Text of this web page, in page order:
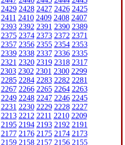
2429 2428 2427 2426 2425
2411 2410 2409 2408 2407
2393 2392 2391 2390 2389
2375 2374 2373 2372 2371
2357 2356 2355 2354 2353
2339 2338 2337 2336 2335
2321 2320 2319 2318 2317
2303 2302 2301 2300 2299
2285 2284 2283 2282 2281
2267 2266 2265 2264 2263
2249 2248 2247 2246 2245
2231 2230 2229 2228 2227
2213 2212 2211 2210 2209
2195 2194 2193 2192 2191
2177 2176 2175 2174 2173
2159 2158 2157 2156 2155